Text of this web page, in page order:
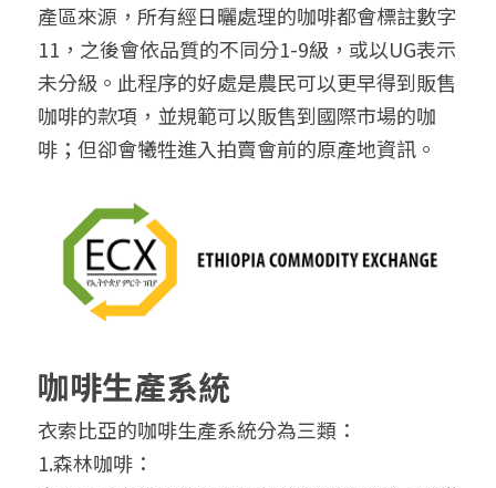
產區來源，所有經日曬處理的咖啡都會標註數字
11，之後會依品質的不同分1-9級，或以UG表示
未分級。此程序的好處是農民可以更早得到販售
咖啡的款項，並規範可以販售到國際市場的咖
啡；但卻會犧牲進入拍賣會前的原產地資訊。
咖啡生產系統
衣索比亞的咖啡生產系統分為三類：
1.森林咖啡：